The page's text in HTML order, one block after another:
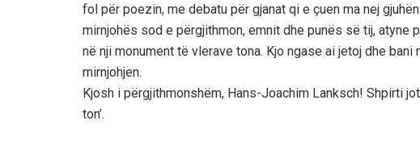
fol për poezin, me debatu për gjanat qi e çuen ma nej
mirnjohës sod e përgjithmon, emnit dhe punës së tij, atyne
në nji monument të vlerave tona. Kjo ngase ai jetoj dhe bani
mirnjohjen.
Kjosh i përgjithmonshëm, Hans-Joachim Lanksch! Shpirti
ton’.